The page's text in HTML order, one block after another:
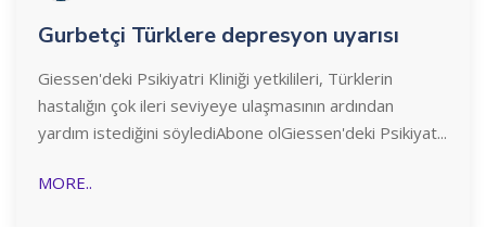
Gurbetçi Türklere depresyon uyarısı
Giessen'deki Psikiyatri Kliniği yetkilileri, Türklerin
hastalığın çok ileri seviyeye ulaşmasının ardından
yardım istediğini söylediAbone olGiessen'deki Psikiyat...
MORE..